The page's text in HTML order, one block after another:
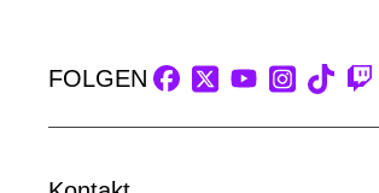
FOLGEN